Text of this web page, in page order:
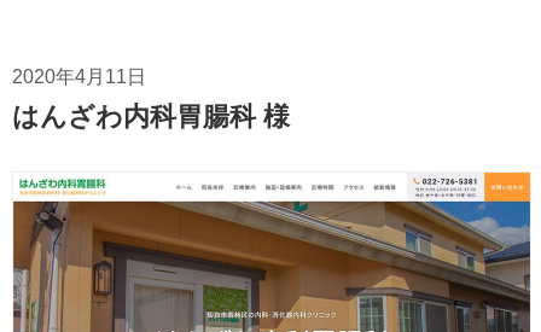
2020年4月11日
はんざわ内科胃腸科 様